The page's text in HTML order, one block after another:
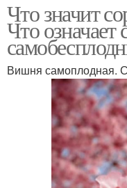
Что значит
Что означает
Вишня самоплодная.